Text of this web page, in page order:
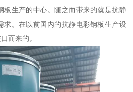
板生产的中心。随之而带来的就是抗静
求。在以前国内的抗静电彩钢板生产设
而来的。